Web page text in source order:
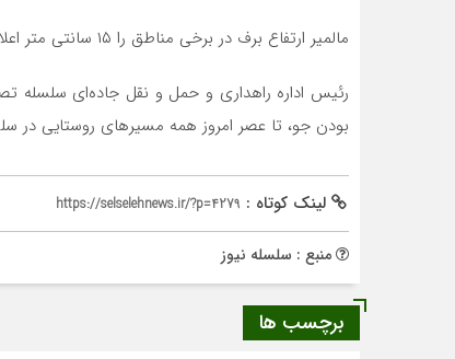
مالمیر ارتفاع برف در برخی مناطق را ۱۵ سانتی متر اعلام کرد و گفت: بیش از ۱۵۰ تُن نمک در محور‌ها استفاده شده است.
رئیس اداره راهداری و حمل و نقل جاده‌ای سلسله
بودن جو، تا عصر امروز همه مسیرهای روستایی در
لینک کوتاه : https://selselehnews.ir/?p=4279
منبع : سلسله نیوز
برچسب ها